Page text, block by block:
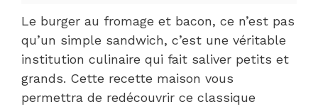
Le burger au fromage et bacon, ce n’est pas
qu’un simple sandwich, c’est une véritable
institution culinaire qui fait saliver petits et
grands. Cette recette maison vous
permettra de redécouvrir ce classique